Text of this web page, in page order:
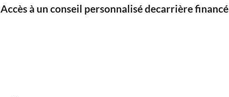
Accès à un conseil personnalisé decarrière financé